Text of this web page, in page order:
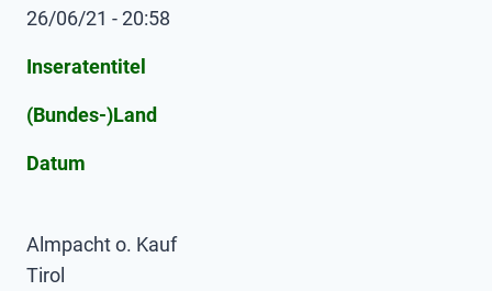
26/06/21 - 20:58
Inseratentitel
(Bundes-)Land
Datum
Almpacht o. Kauf
Tirol